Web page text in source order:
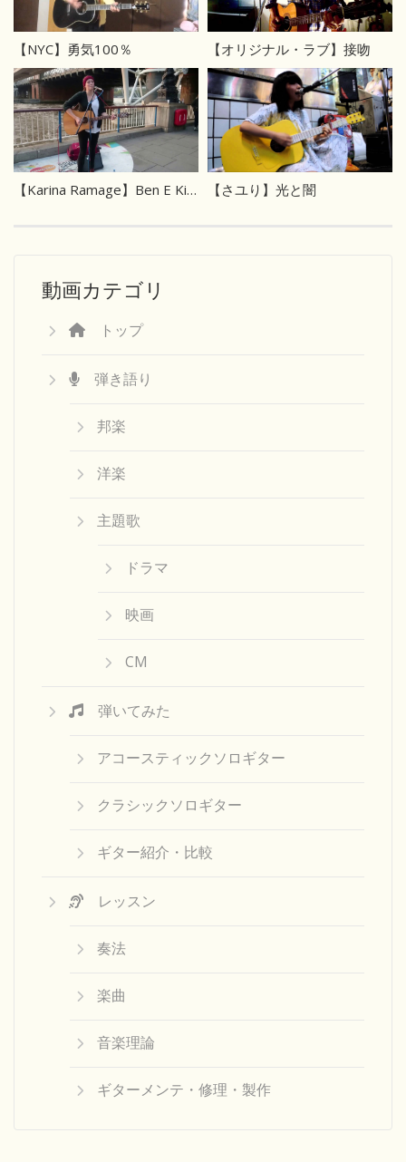
【NYC】勇気100％ 【オリジナル・ラブ】接吻
【Karina Ramage】Ben E King, Stand by Me 【さユり】光と闇
動画カテゴリ
トップ
弾き語り
邦楽
洋楽
主題歌
ドラマ
映画
CM
弾いてみた
アコースティックソロギター
クラシックソロギター
ギター紹介・比較
レッスン
奏法
楽曲
音楽理論
ギターメンテ・修理・製作